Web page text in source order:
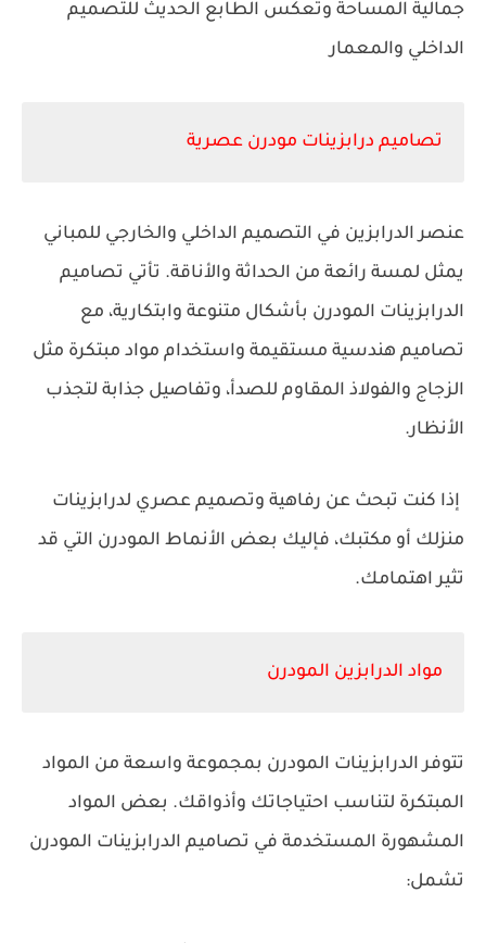
جمالية المساحة وتعكس الطابع الحديث للتصميم
الداخلي والمعمار
تصاميم درابزينات مودرن عصرية
عنصر الدرابزين في التصميم الداخلي والخارجي للمباني
يمثل لمسة رائعة من الحداثة والأناقة. تأتي تصاميم
الدرابزينات المودرن بأشكال متنوعة وابتكارية، مع
تصاميم هندسية مستقيمة واستخدام مواد مبتكرة مثل
الزجاج والفولاذ المقاوم للصدأ، وتفاصيل جذابة لتجذب
الأنظار.
إذا كنت تبحث عن رفاهية وتصميم عصري لدرابزينات
منزلك أو مكتبك، فإليك بعض الأنماط المودرن التي قد
تثير اهتمامك.
مواد الدرابزين المودرن
تتوفر الدرابزينات المودرن بمجموعة واسعة من المواد
المبتكرة لتناسب احتياجاتك وأذواقك. بعض المواد
المشهورة المستخدمة في تصاميم الدرابزينات المودرن
تشمل: